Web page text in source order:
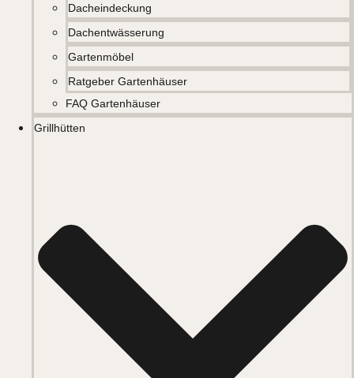
Dacheindeckung
Dachentwässerung
Gartenmöbel
Ratgeber Gartenhäuser
FAQ Gartenhäuser
Grillhütten